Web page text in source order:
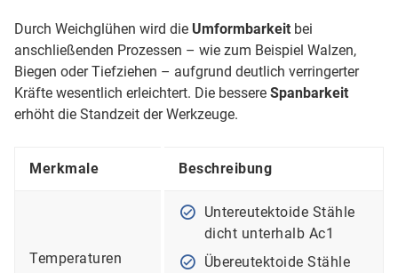
Durch Weichglühen wird die Umformbarkeit bei
anschließenden Prozessen – wie zum Beispiel Walzen,
Biegen oder Tiefziehen – aufgrund deutlich verringerter
Kräfte wesentlich erleichtert. Die bessere Spanbarkeit
erhöht die Standzeit der Werkzeuge.
Merkmale Beschreibung
Temperaturen
Untereutektoide Stähle
dicht unterhalb Ac1
Übereutektoide Stähle